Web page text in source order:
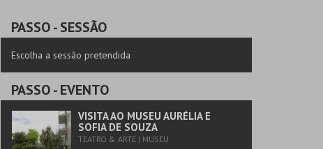
PASSO- SESSÃO
Escolha a sessão pretendida
PASSO- EVENTO
VISITA AO MUSEU AURÉLIA E
SOFIA DE SOUZA
TEATRO & ARTE | MUSEU